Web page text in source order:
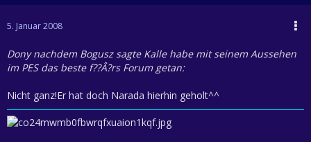
5. Januar 2008
Dony nachdem Bogusz sagte Kalle habe mit seinem Aussehen
im PES das beste f??Â?rs Forum getan:
Nicht ganz!Er hat doch Narada hierhin geholt^^